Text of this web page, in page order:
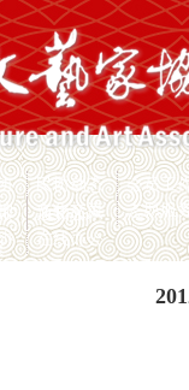
民协动态
会员工
通知公示
文化交流
志愿服
在线办公